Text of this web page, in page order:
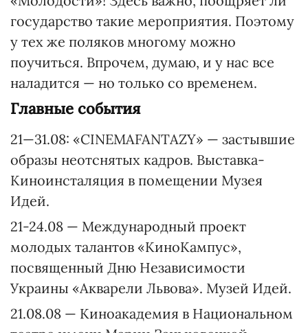
государство такие мероприятия. Поэтому
у тех же поляков многому можно
поучиться. Впрочем, думаю, и у нас все
наладится — но только со временем.
Главные события
21—31.08: «CINEMAFANTAZY» — застывшие
образы неотснятых кадров. Выставка-
Киноинсталяция в помещении Музея
Идей.
21-24.08 — Международный проект
молодых талантов «КиноКампус»,
посвященный Дню Независимости
Украины «Акварели Львова». Музей Идей.
21.08.08 — Киноакадемия в Национальном